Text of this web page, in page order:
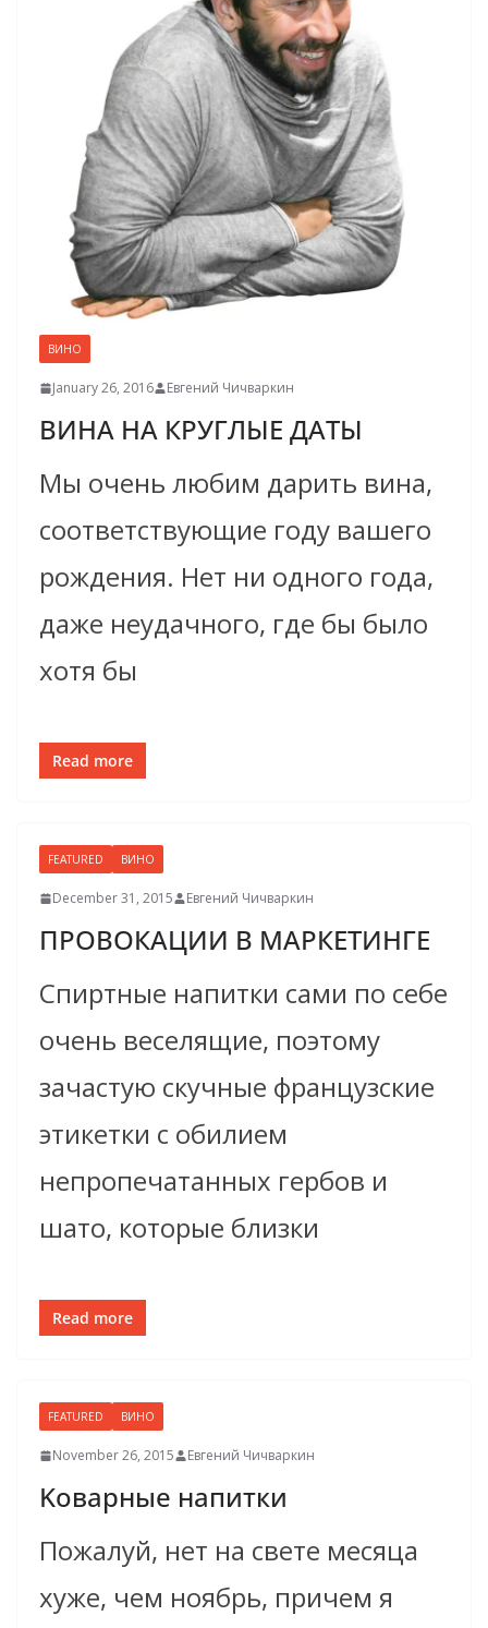
ВИНО
January 26, 2016 Евгений Чичваркин
ВИНА НА КРУГЛЫЕ ДАТЫ
Мы очень любим дарить вина,
соответствующие году вашего
рождения. Нет ни одного года,
даже неудачного, где бы было
хотя бы
Read more
FEATURED ВИНО
December 31, 2015 Евгений Чичваркин
ПРОВОКАЦИИ В МАРКЕТИНГЕ
Спиртные напитки сами по себе
очень веселящие, поэтому
зачастую скучные французские
этикетки с обилием
непропечатанных гербов и
шато, которые близки
Read more
FEATURED ВИНО
November 26, 2015 Евгений Чичваркин
Kоварныe напитки
Пожалуй, нет на свете месяца
хуже, чем ноябрь, причем я